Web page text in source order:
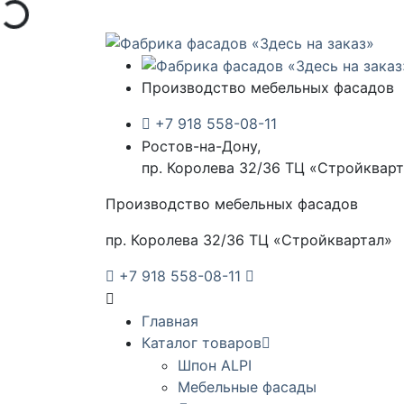
Производство мебельных фасадов
+7 918 558-08-11
Ростов-на-Дону,
пр. Королева 32/36 ТЦ
Производство мебельных фасадов
пр. Королева 32/36 ТЦ «Стройквартал»
+7 918 558-08-11
Главная
Каталог товаров
Шпон ALPI
Мебельные фасады